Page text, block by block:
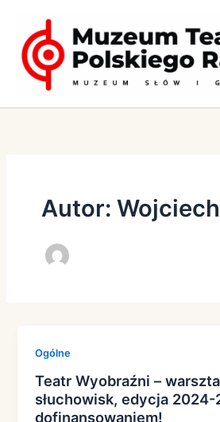
treści
Autor:
Ogólne
Teatr Wyobraźni –
słuchowisk, edycja
dofinansowaniem!